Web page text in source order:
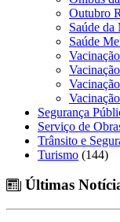
Outubro
Saúde da
Saúde
Segurança
Serviço de
Trânsito e
Turismo (144)
Últimas